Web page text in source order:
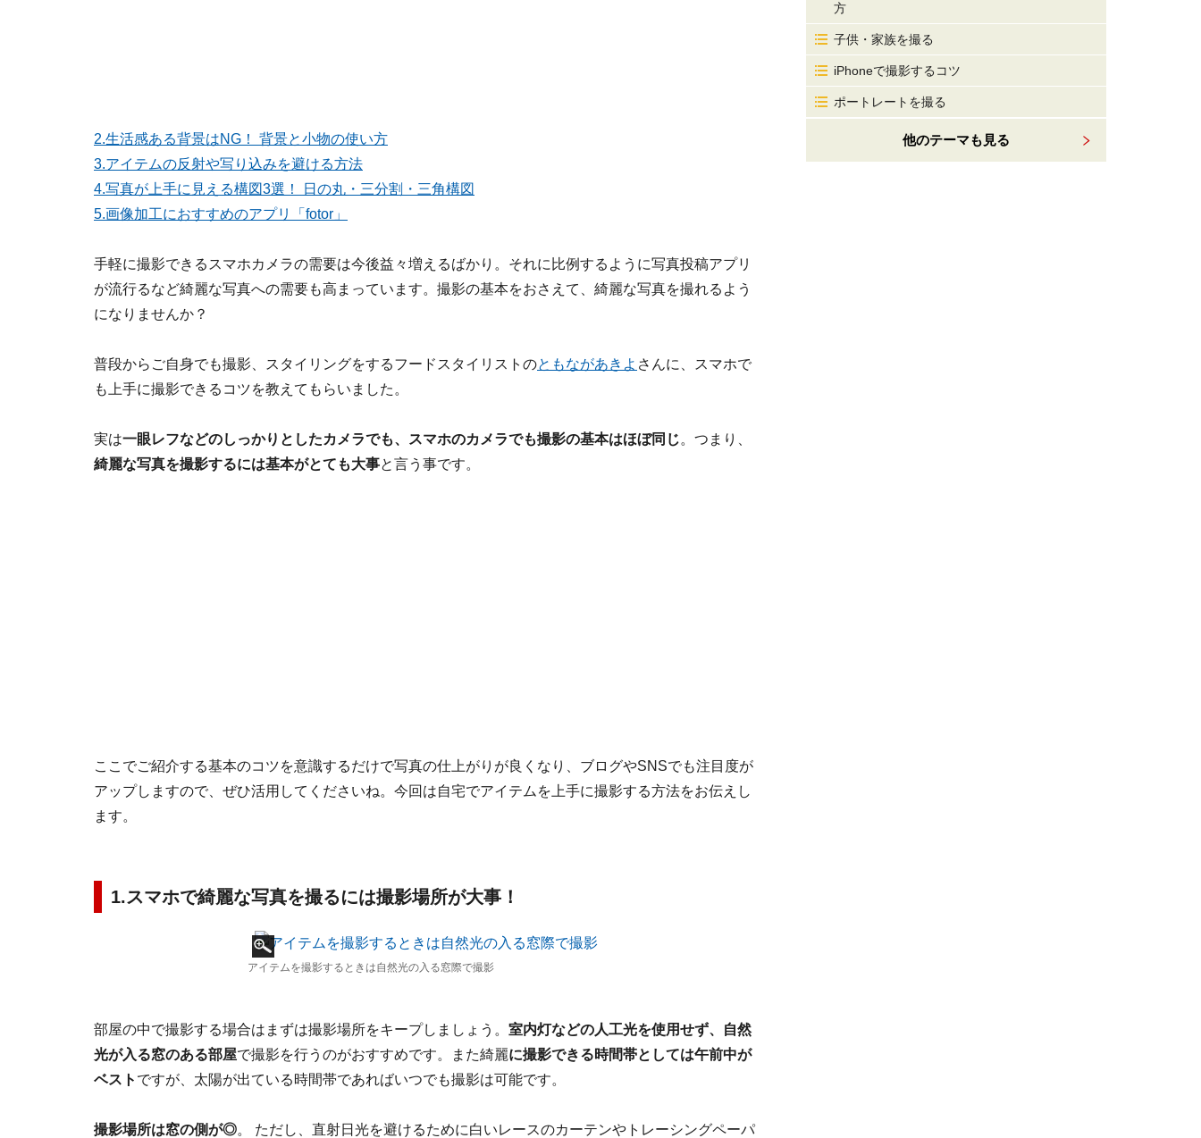
2.生活感ある背景はNG！ 背景と小物の使い方
3.アイテムの反射や写り込みを避ける方法
4.写真が上手に見える構図3選！ 日の丸・三分割・三角構図
5.画像加工におすすめのアプリ「fotor」
手軽に撮影できるスマホカメラの需要は今後益々増えるばかり。それに比例するように写真投稿アプリ
が流行るなど綺麗な写真への需要も高まっています。撮影の基本をおさえて、綺麗な写真を撮れるよう
になりませんか？
普段からご自身でも撮影、スタイリングをするフードスタイリストのともながあきよ さんに、スマホで
も上手に撮影できるコツを教えてもらいました。
実は一眼レフなどのしっかりとしたカメラでも、スマホのカメラでも撮影の基本はほぼ同じ。つまり、
綺麗な写真を撮影するには基本がとても大事と言う事です。
ここでご紹介する基本のコツを意識するだけで写真の仕上がりが良くなり、ブログやSNSでも注目度が
アップしますので、ぜひ活用してくださいね。今回は自宅でアイテムを上手に撮影する方法をお伝えし
ます。
1.スマホで綺麗な写真を撮るには撮影場所が大事！
アイテムを撮影するときは自然光の入る窓際で撮影
部屋の中で撮影する場合はまずは撮影場所をキープしましょう。 室内灯などの人工光を使用せず、自然
光が入る窓のある部屋で撮影を行うのがおすすめです。また綺麗に撮影できる時間帯としては午前中が
ベスト ですが、太陽が出ている時間帯であればいつでも撮影は可能です。
撮影場所は窓の側が◎。 ただし、直射日光を避けるために白いレースのカーテンやトレーシングペーパ
方
子供・家族を撮る
iPhoneで撮影するコツ
ポートレートを撮る
他のテーマも見る